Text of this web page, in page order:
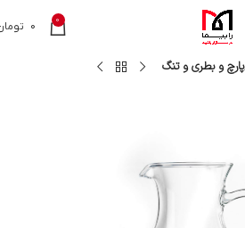
0
0
پارچ و بطری و تنگ